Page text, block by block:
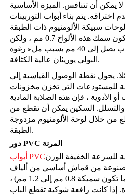
لا يمكن أن تتنافس. الميزة الأساسية
اختراقه. يتم بناء أبواب التوربينات
سبيكة الألومنيوم ذات الطبقة
المزدوجة. عادة ما يكون سمك هذه الألواح 0.7 مم ، ولكن
إجمالي سمك لوحة الباب يصل إلى 40 مم بسبب ملء رغوة
البولي يوريثان عالية الكثافة.
يحول نقطة الوصول القياسية إلى
للمستودعات التي تخزن مخزونات
أو الأدوية ، فإن هذه الصلابة المادية
السكين يمكن أن تقطع من
من خلال لوحة الألومنيوم مزدوجة
الطبقة.
دور PVC المرنة
أبواب PVCللسرعة الخفيفة الوزن
مصنوعة من قماش أساسي من ألياف
البوليستر الصناعية (عادة ما تكون سميكة 0.8 مم إلى 1.2 مم) ،
إذا كانت رافعة شوكية تقطع الباب